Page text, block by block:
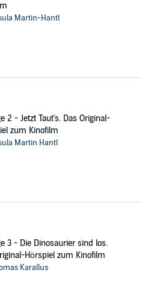
Martin-Hantl
2 - Jetzt Taut's. Das Original-
zum Kinofilm
Martin Hantl
3 - Die Dinosaurier sind los.
Hörspiel zum Kinofilm
Karallus